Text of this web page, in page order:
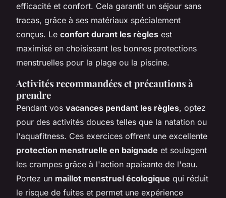
efficacité et confort. Cela garantit un séjour sans
tracas, grâce à ses matériaux spécialement
conçus. Le confort durant les règles est
maximisé en choisissant les bonnes protections
menstruelles pour la plage ou la piscine.
Activités recommandées et précautions à
prendre
Pendant vos vacances pendant les règles, optez
pour des activités douces telles que la natation ou
l'aquafitness. Ces exercices offrent une excellente
protection menstruelle en baignade et soulagent
les crampes grâce à l'action apaisante de l'eau.
Portez un maillot menstruel écologique qui réduit
le risque de fuites et permet une expérience